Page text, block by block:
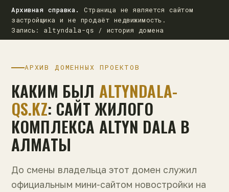
Архивная справка.
Страница не является сайтом
застройщика и не продаёт недвижимость.
Запись: altyndala-qs / история домена
АРХИВ ДОМЕННЫХ ПРОЕКТОВ
КАКИМ БЫЛ ALTYNDALA-
QS.KZ: САЙТ ЖИЛОГО
КОМПЛЕКСА ALTYN DALA В
АЛМАТЫ
До смены владельца этот домен служил
официальным мини-сайтом новостройки на